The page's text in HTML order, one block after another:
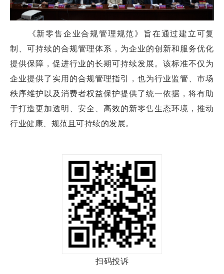
《新零售企业合规管理规范》旨在通过建立可复
制、可持续的合规管理体系，为企业的创新和服务优化
提供保障，促进行业的长期可持续发展。该标准不仅为
企业提供了实用的合规管理指引，也为行业监管、市场
秩序维护以及消费者权益保护提供了统一依据，将有助
于打造更加透明、安全、高效的新零售生态环境，推动
行业健康、规范且可持续的发展。
扫码投诉